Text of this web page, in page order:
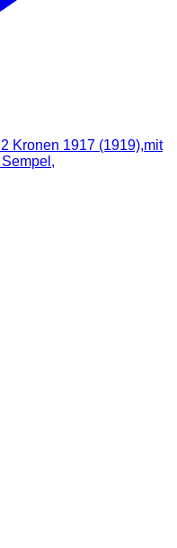
Kronen 1917 (1919),mit